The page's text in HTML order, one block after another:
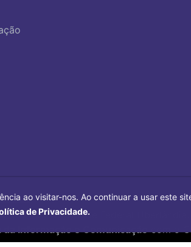
2026Universidade Federal Uberlândia.
Informação e Comunicação com o
ao visitar-nos. Ao continuar a usar este
de Privacidade.